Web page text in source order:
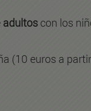
adultoscon los
(10 euros a